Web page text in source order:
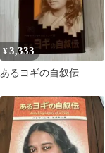
¥3,333
あるヨギの自叙伝